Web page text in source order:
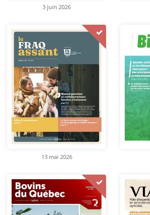
3 juin 2026
13 mai 2026